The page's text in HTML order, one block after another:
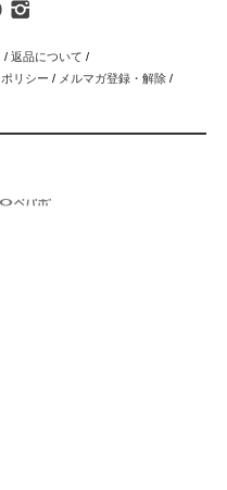
/ 返品について /
リシー / メルマガ登録・解除 /